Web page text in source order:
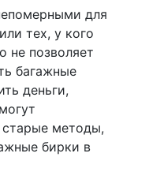
для
тех, у кого
не позволяет
багажные
деньги,
старые методы,
бирки в